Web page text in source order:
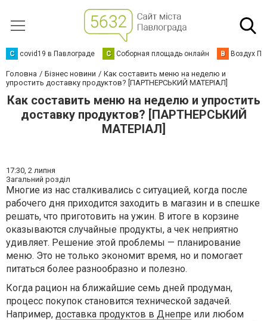
C covid19 в Павлограде С Соборная площадь онлайн В Воздух
Головна Бізнес новини
Как составить меню на неделю и
упростить доставку продуктов? [ПАРТНЕРСЬКИЙ МАТЕРІАЛ]
Как составить меню на неделю и упростить
доставку продуктов? [ПАРТНЕРСЬКИЙ
МАТЕРІАЛ]
17:30, 2 липня
Загальний розділ
Многие из нас сталкивались с ситуацией, когда после
рабочего дня приходится заходить в магазин и в спешке
решать, что приготовить на ужин. В итоге в корзине
оказываются случайные продукты, а чек неприятно
удивляет. Решение этой проблемы — планирование
меню. Это не только экономит время, но и помогает
питаться более разнообразно и полезно.
Когда рацион на ближайшие семь дней продуман,
процесс покупок становится технической задачей.
Например, доставка продуктов в Днепре или любом